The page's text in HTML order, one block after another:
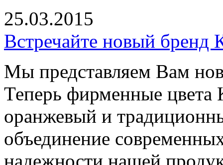
25.03.2015
Встречайте новый бренд
Мы представляем Вам
Теперь фирменные
оранжевый и
объединение